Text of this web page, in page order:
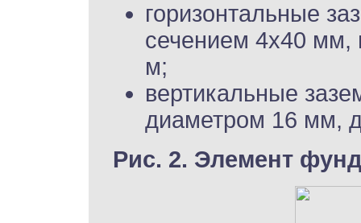
горизонтальные
сечением 4х40 мм,
м;
вертикальные
диаметром 16 мм,
Рис. 2. Элемент